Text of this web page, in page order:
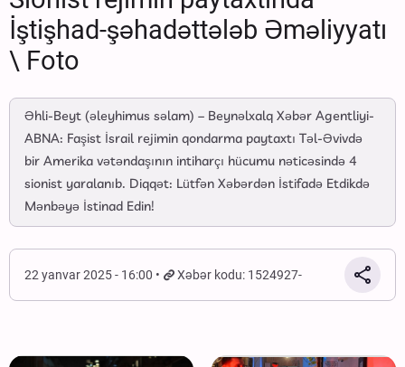
İştişhad-şəhadəttələb Əməliyyatı
\ Foto
Əhli-Beyt (əleyhimus səlam) – Beynəlxalq Xəbər Agentliyi-
ABNA: Faşist İsrail rejimin qondarma paytaxtı Təl-Əvivdə
bir Amerika vətəndaşının intiharçı hücumu nəticəsində 4
sionist yaralanıb. Diqqət: Lütfən Xəbərdən İstifadə Etdikdə
Mənbəyə İstinad Edin!
22 yanvar 2025 - 16:00 Xəbər kodu: 1524927-